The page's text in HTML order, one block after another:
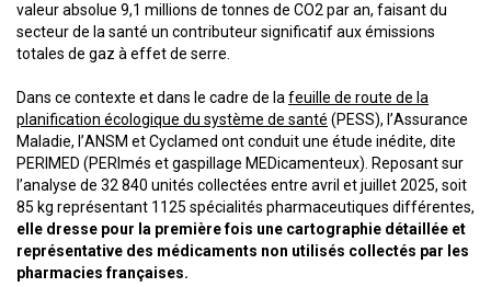
valeur absolue 9,1 millions de tonnes de CO2 par an, faisant du
secteur de la santé un contributeur significatif aux émissions
totales de gaz à effet de serre.
Dans ce contexte et dans le cadre de la feuille de route de la
planification écologique du système de santé (PESS), l’Assurance
Maladie, l’ANSM et Cyclamed ont conduit une étude inédite, dite
PERIMED (PERImés et gaspillage MEDicamenteux). Reposant sur
l’analyse de 32 840 unités collectées entre avril et juillet 2025, soit
85 kg représentant 1125 spécialités pharmaceutiques différentes,
elle dresse pour la première fois une cartographie détaillée et
représentative des médicaments non utilisés collectés par les
pharmacies françaises.